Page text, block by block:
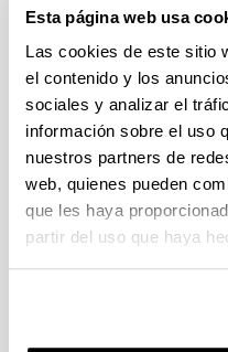
Esta página web usa
Las cookies de este sitio
el contenido y los
sociales y analizar el
información sobre el uso
nuestros partners de
web, quienes pueden
que les haya
partir del uso que haya
Se ha publicado la
PIFG22/05:
materials by infrared
excitation-Application to
additive manufacturing
Trámite abierto (Plazo de
18/08/2022 23:59)
Se ha publicado la
PIFG22/06: “Aportaciones
vehículo eléctrico.
imanes en modo